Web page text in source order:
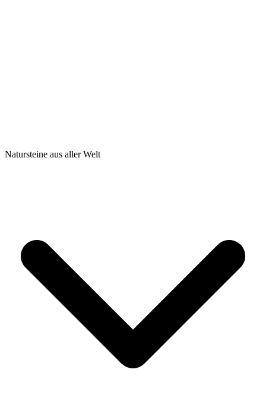
Natursteine aus aller Welt